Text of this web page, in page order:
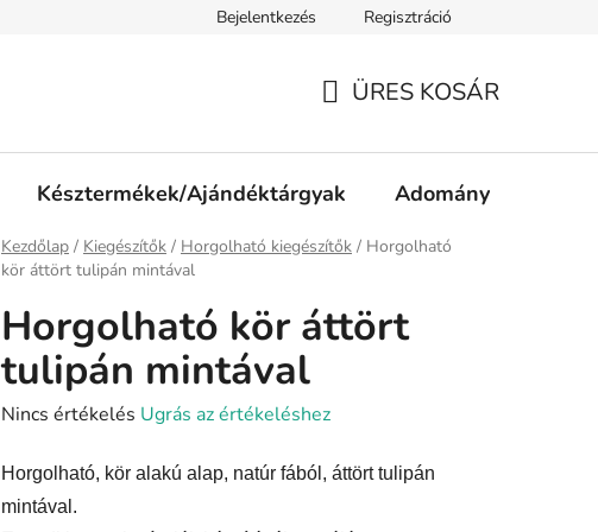
Jogi nyilatkozat Impresszum
Bejelentkezés Regisztráció
ÜRES KOSÁR
Késztermékek/Ajándéktárgyak Adomány
Kezdőlap / Kiegészítők / Horgolható kiegészítők / Horgolható
kör áttört tulipán mintával
Horgolható kör áttört
tulipán mintával
A
átlagos
értékelése
Nincs értékelés Ugrás az értékeléshez
Horgolható, kör alakú alap, natúr fából, áttört tulipán
mintával.